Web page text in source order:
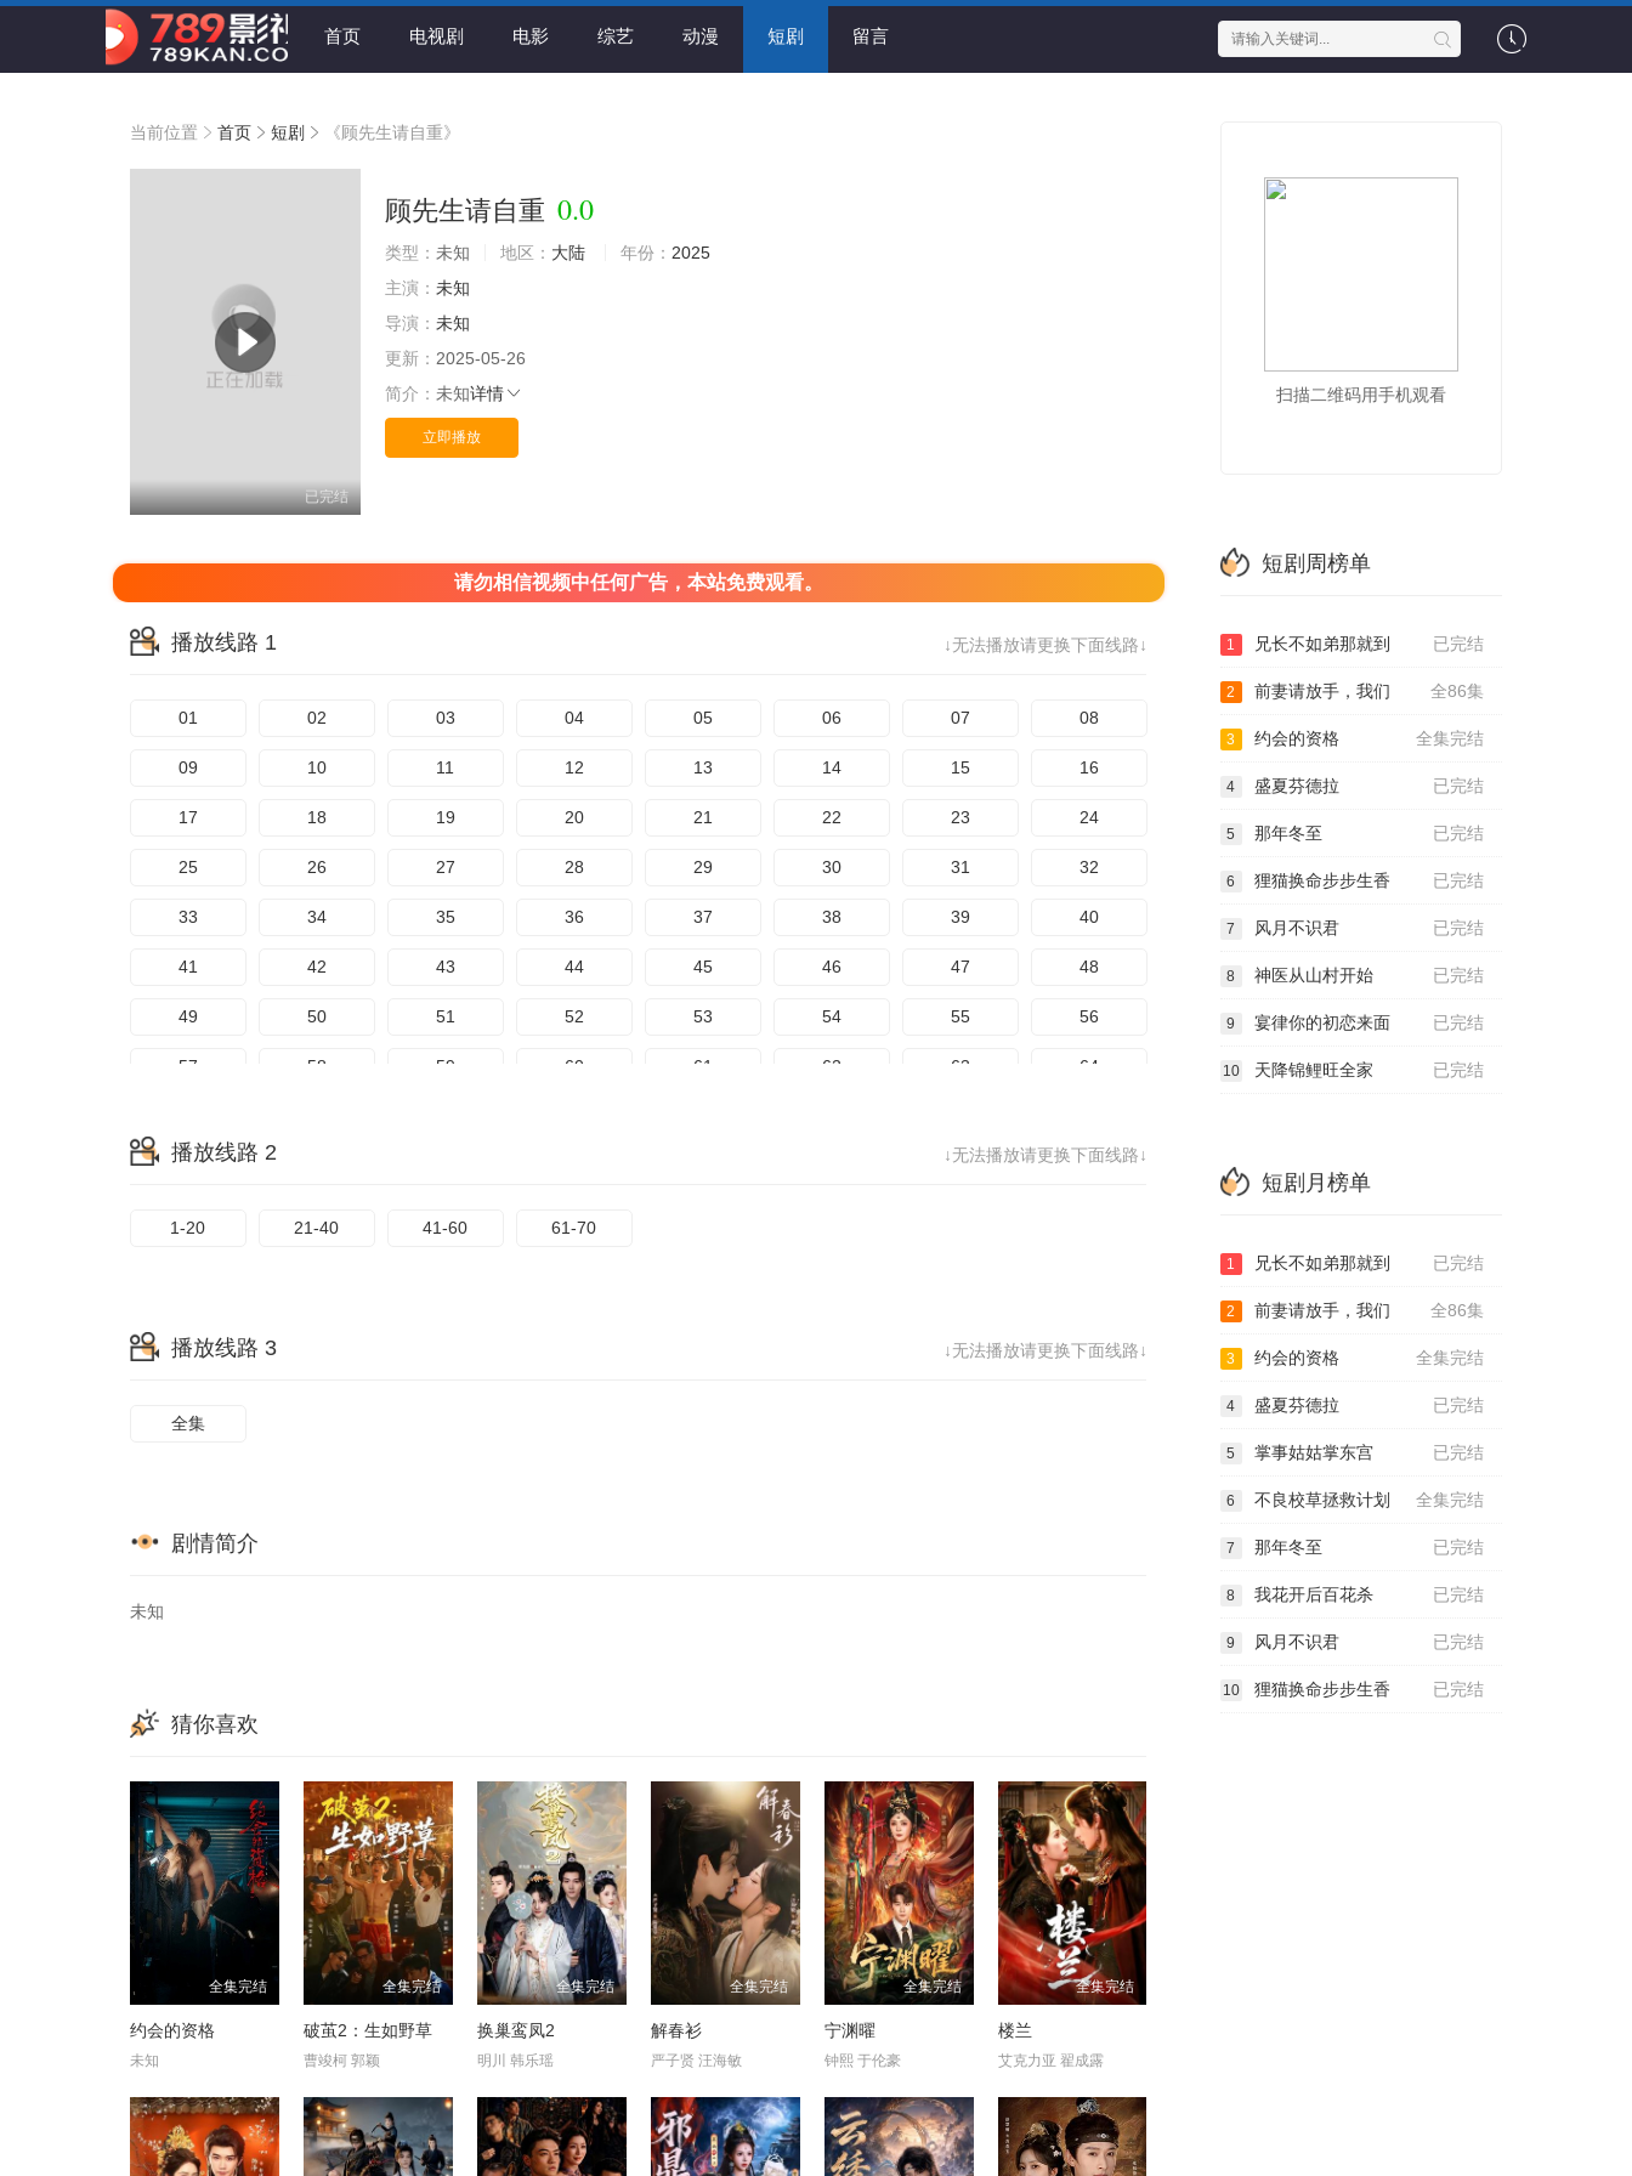
首页 电视剧 电影 综艺 动漫 短剧 留言
当前位置 首页 短剧 《顾先生请自重》
已完结
顾先生请自重 0.0
类型： 未知 地区： 大陆 年份： 2025
主演： 未知
导演： 未知
更新： 2025-05-26
简介： 未知详情
立即播放
请勿相信视频中任何广告，本站免费观看。
↓无法播放请更换下面线路↓
播放线路 1
01 02 03 04 05 06 07 08
09 10 11 12 13 14 15 16
17 18 19 20 21 22 23 24
25 26 27 28 29 30 31 32
33 34 35 36 37 38 39 40
41 42 43 44 45 46 47 48
49 50 51 52 53 54 55 56
57 58 59 60 61 62 63 64
↓无法播放请更换下面线路↓
播放线路 2
1-20 21-40 41-60 61-70
↓无法播放请更换下面线路↓
播放线路 3
全集
剧情简介
未知
猜你喜欢
全集完结
约会的资格
未知
全集完结
破茧2：生如野草
曹竣柯 郭颖
全集完结
换巢鸾凤2
明川 韩乐瑶
全集完结
解春衫
严子贤 汪海敏
全集完结
宁渊曜
钟熙 于伦豪
全集完结
楼兰
艾克力亚 翟成露
扫描二维码用手机观看
短剧周榜单
已完结
1 兄长不如弟那就到
全86集
2 前妻请放手，我们
全集完结
3 约会的资格
已完结
4 盛夏芬德拉
已完结
5 那年冬至
已完结
6 狸猫换命步步生香
已完结
7 风月不识君
已完结
8 神医从山村开始
已完结
9 宴律你的初恋来面
已完结
10 天降锦鲤旺全家
短剧月榜单
已完结
1 兄长不如弟那就到
全86集
2 前妻请放手，我们
全集完结
3 约会的资格
已完结
4 盛夏芬德拉
已完结
5 掌事姑姑掌东宫
全集完结
6 不良校草拯救计划
已完结
7 那年冬至
已完结
8 我花开后百花杀
已完结
9 风月不识君
已完结
10 狸猫换命步步生香